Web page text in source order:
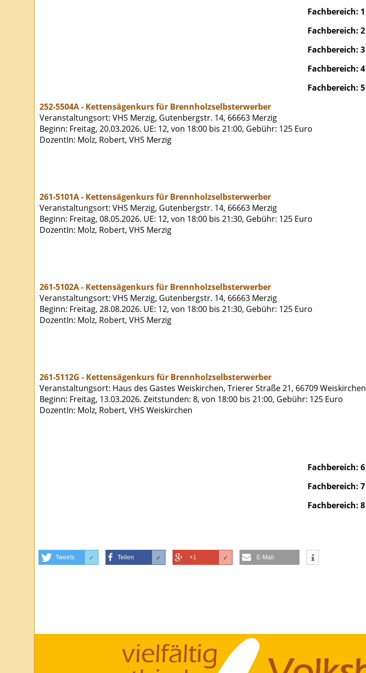
Fachbereich: 1
Fachbereich: 2
Fachbereich: 3
Fachbereich: 4
Fachbereich: 5
252-5504A - Kettensägenkurs für Brennholzselbsterwerber
Veranstaltungsort: VHS Merzig, Gutenbergstr. 14, 66663 Merzig
Beginn: Freitag, 20.03.2026. UE: 12, von 18:00 bis 21:00, Gebühr: 125 Euro
DozentIn: Molz, Robert, VHS Merzig
261-5101A - Kettensägenkurs für Brennholzselbsterwerber
Veranstaltungsort: VHS Merzig, Gutenbergstr. 14, 66663 Merzig
Beginn: Freitag, 08.05.2026. UE: 12, von 18:00 bis 21:30, Gebühr: 125 Euro
DozentIn: Molz, Robert, VHS Merzig
261-5102A - Kettensägenkurs für Brennholzselbsterwerber
Veranstaltungsort: VHS Merzig, Gutenbergstr. 14, 66663 Merzig
Beginn: Freitag, 28.08.2026. UE: 12, von 18:00 bis 21:30, Gebühr: 125 Euro
DozentIn: Molz, Robert, VHS Merzig
261-5112G - Kettensägenkurs für Brennholzselbsterwerber
Veranstaltungsort: Haus des Gastes Weiskirchen, Trierer Straße 21, 66709 Weiskirchen
Beginn: Freitag, 13.03.2026. Zeitstunden: 8, von 18:00 bis 21:00, Gebühr: 125 Euro
DozentIn: Molz, Robert, VHS Weiskirchen
Fachbereich: 6
Fachbereich: 7
Fachbereich: 8
Tweets ✓ Teilen ✓ +1 ✓ E-Mail